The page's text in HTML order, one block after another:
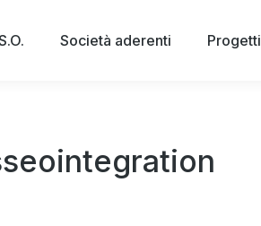
Società aderenti Progetti